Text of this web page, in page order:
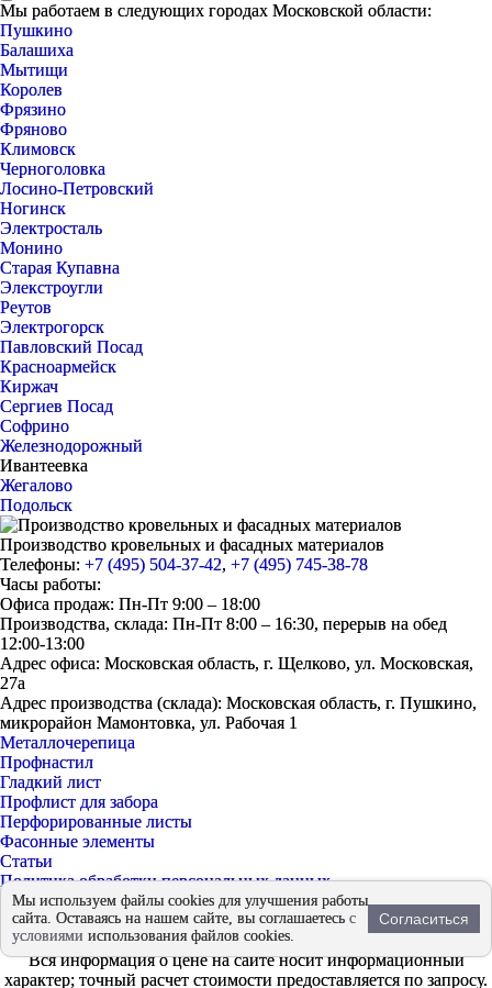
Мы работаем в следующих городах Московской области:
Пушкино
Балашиха
Мытищи
Королев
Фрязино
Фряново
Климовск
Черноголовка
Лосино-Петровский
Ногинск
Электросталь
Монино
Старая Купавна
Элекстроугли
Реутов
Электрогорск
Павловский Посад
Красноармейск
Киржач
Сергиев Посад
Софрино
Железнодорожный
Ивантеевка
Жегалово
Подольск
Производство кровельных и фасадных материалов
Телефоны: +7 (495) 504-37-42, +7 (495) 745-38-78
Часы работы:
Офиса продаж: Пн-Пт 9:00 – 18:00
Производства, склада: Пн-Пт 8:00 – 16:30, перерыв на обед
12:00-13:00
Адрес офиса: Московская область, г. Щелково, ул. Московская,
27а
Адрес производства (склада): Московская область, г. Пушкино,
микрорайон Мамонтовка, ул. Рабочая 1
Металлочерепица
Профнастил
Гладкий лист
Профлист для забора
Перфорированные листы
Фасонные элементы
Статьи
Политика обработки персональных данных
Согласие на обработку персональных данных
© 2026 - «ЕвроМет»
Продвижение Fireseo
Вся информация о цене на сайте носит информационный
характер; точный расчет стоимости предоставляется по запросу.
Мы используем файлы cookies для улучшения работы
сайта. Оставаясь на нашем сайте, вы соглашаетесь с
условиями использования файлов cookies.
Согласиться